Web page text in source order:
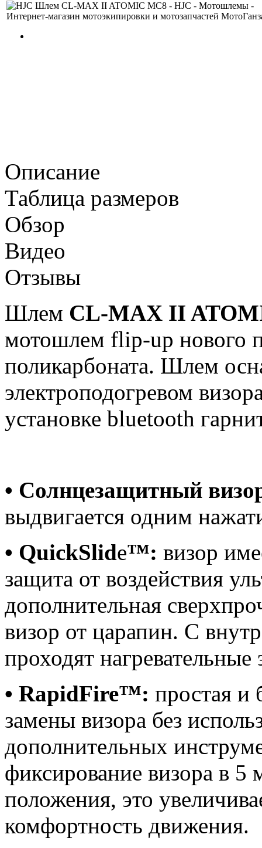
Описание
Таблица размеров
Обзор
Видео
Отзывы
Шлем CL-MAX II
мотошлем flip-up нового
поликарбоната. Шлем
электроподогревом
установке bluetooth
• Солнцезащитный
выдвигается одним
• QuickSlide™: визор
защита от воздействия
дополнительная
визор от царапин. С
проходят
• RapidFire™: простая и
замены визора без
дополнительных
фиксирование визора в 5
положения, это
комфортность движения.